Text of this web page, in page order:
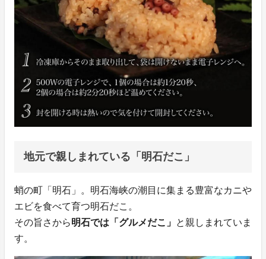
地元で親しまれている「明石だこ」
蛸の町「明石」。明石海峡の潮目に集まる豊富なカニや
エビを食べて育つ明石だこ。
その旨さから明石では「グルメだこ」 と親しまれていま
す。